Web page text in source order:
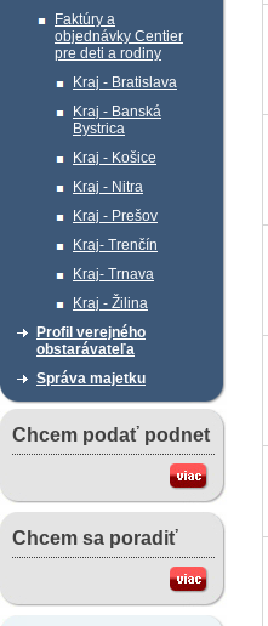
Faktúry a
objednávky Centier
pre deti a rodiny
Kraj - Bratislava
Kraj - Banská
Bystrica
Kraj - Košice
Kraj - Nitra
Kraj - Prešov
Kraj- Trenčín
Kraj- Trnava
Kraj - Žilina
Profil verejného
obstarávateľa
Správa majetku
Chcem podať podnet
Chcem sa poradiť